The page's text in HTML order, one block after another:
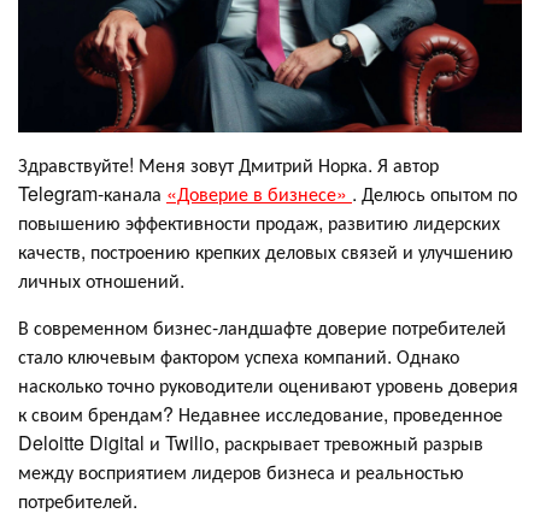
Здравствуйте! Меня зовут Дмитрий Норка. Я автор
Telegram-канала «Доверие в бизнесе» . Делюсь опытом по
повышению эффективности продаж, развитию лидерских
качеств, построению крепких деловых связей и улучшению
личных отношений.
В современном бизнес-ландшафте доверие потребителей
стало ключевым фактором успеха компаний. Однако
насколько точно руководители оценивают уровень доверия
к своим брендам? Недавнее исследование, проведенное
Deloitte Digital и Twilio, раскрывает тревожный разрыв
между восприятием лидеров бизнеса и реальностью
потребителей.